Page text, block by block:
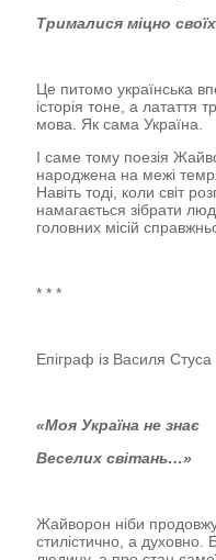
Трималися міцно
Це питомо українська
історія тоне, а латаття
мова. Як сама Україна.
І саме тому поезія
народжена на межі
Навіть тоді, коли світ
намагається зібрати
головних місій
* * *
Епіграф із Василя
«Моя Україна не знає
Веселих світань…»
Жайворон ніби
стилістично, а